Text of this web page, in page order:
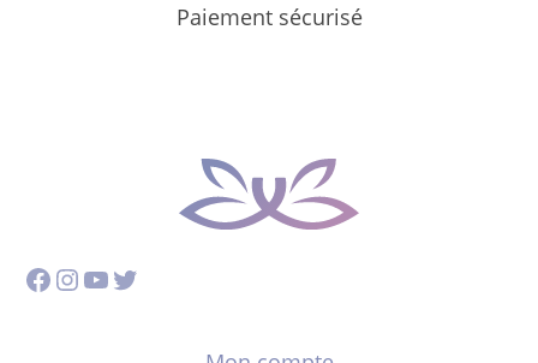
Paiement sécurisé
Facebook
Instagram
YouTube
Twitter